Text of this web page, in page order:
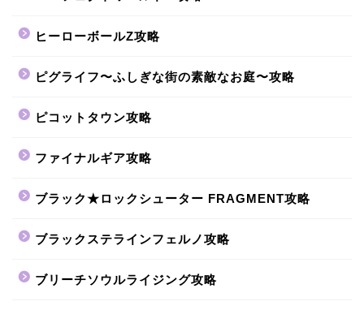
ヒーローボールZ攻略
ピグライフ〜ふしぎな街の素敵なお庭〜攻略
ピコットタウン攻略
ファイナルギア攻略
ブラック★ロックシューター FRAGMENT攻略
ブラックステラインフェルノ攻略
ブリーチソウルライジング攻略